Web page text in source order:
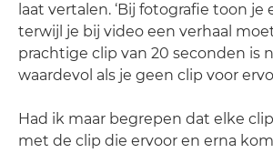
laat vertalen. ‘Bij fotografie toon
terwijl je bij video een verhaal
prachtige clip van 20 seconden is
waardevol als je geen clip voor
Had ik maar begrepen dat elke
met de clip die ervoor en erna